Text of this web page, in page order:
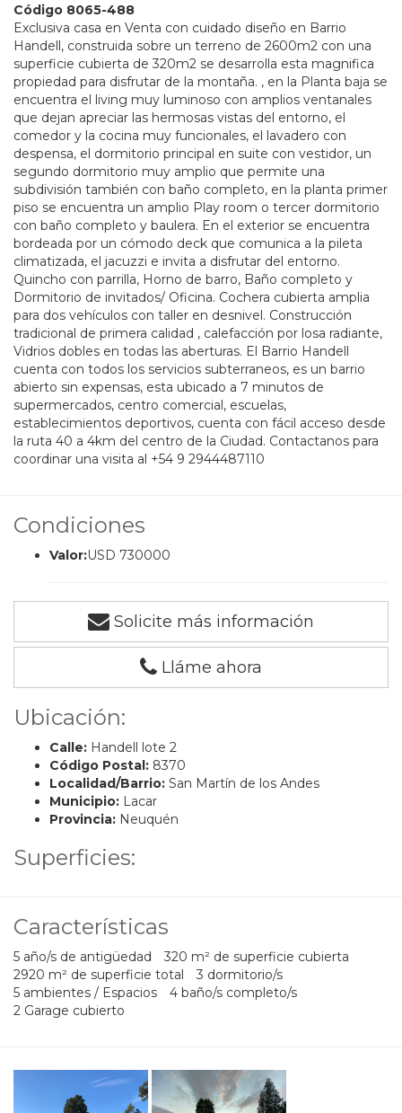
Código 8065-488
Exclusiva casa en Venta con cuidado diseño en Barrio
Handell, construida sobre un terreno de 2600m2 con una
superficie cubierta de 320m2 se desarrolla esta magnifica
propiedad para disfrutar de la montaña. , en la Planta baja se
encuentra el living muy luminoso con amplios ventanales
que dejan apreciar las hermosas vistas del entorno, el
comedor y la cocina muy funcionales, el lavadero con
despensa, el dormitorio principal en suite con vestidor, un
segundo dormitorio muy amplio que permite una
subdivisión también con baño completo, en la planta primer
piso se encuentra un amplio Play room o tercer dormitorio
con baño completo y baulera. En el exterior se encuentra
bordeada por un cómodo deck que comunica a la pileta
climatizada, el jacuzzi e invita a disfrutar del entorno.
Quincho con parrilla, Horno de barro, Baño completo y
Dormitorio de invitados/ Oficina. Cochera cubierta amplia
para dos vehículos con taller en desnivel. Construcción
tradicional de primera calidad , calefacción por losa radiante,
Vidrios dobles en todas las aberturas. El Barrio Handell
cuenta con todos los servicios subterraneos, es un barrio
abierto sin expensas, esta ubicado a 7 minutos de
supermercados, centro comercial, escuelas,
establecimientos deportivos, cuenta con fácil acceso desde
la ruta 40 a 4km del centro de la Ciudad. Contactanos para
coordinar una visita al +54 9 2944487110
Condiciones
Valor:USD 730000
Solicite más información
Lláme ahora
Ubicación:
Calle: Handell lote 2
Código Postal: 8370
Localidad/Barrio: San Martín de los Andes
Municipio: Lacar
Provincia: Neuquén
Superficies:
Características
5 año/s de antigüedad
320 m² de superficie cubierta
2920 m² de superficie total
3 dormitorio/s
5 ambientes / Espacios
4 baño/s completo/s
2 Garage cubierto